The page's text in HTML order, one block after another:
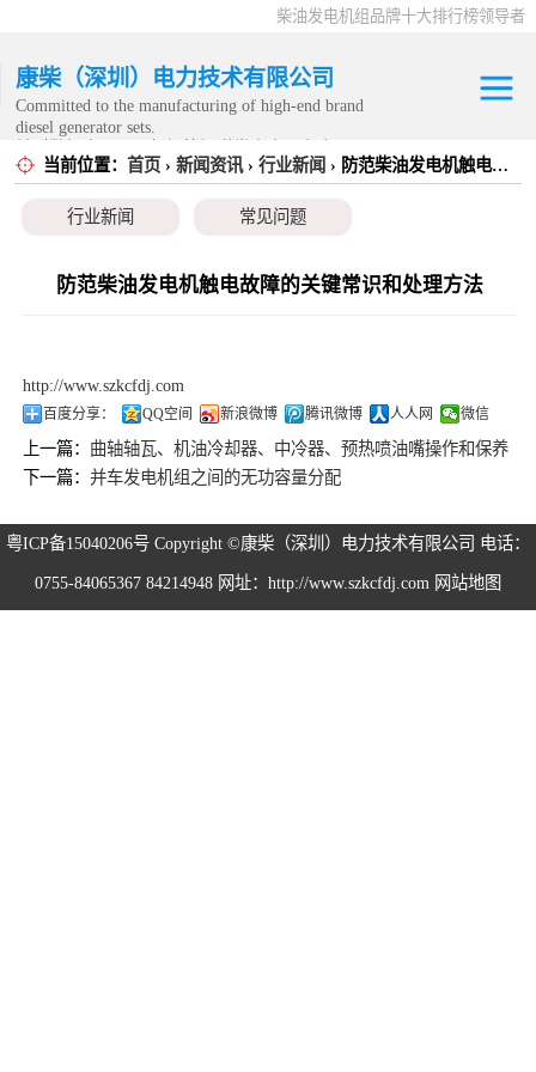
柴油发电机组品牌十大排行榜领导者
康柴（深圳）电力技术有限公司
Committed to the manufacturing of high-end brand
diesel generator sets.
务范围内。
当前位置： 首页 › 新闻资讯› 行业新闻 › 防范柴油发电机触电故障的关键常识和处理方法
行业新闻 常见问题
防范柴油发电机触电故障的关键常识和处理方法
http://www.szkcfdj.com
百度分享： QQ空间 新浪微博 腾讯微博 人人网 微信
上一篇： 曲轴轴瓦、机油冷却器、中冷器、预热喷油嘴操作和保养
下一篇：并车发电机组之间的无功容量分配
粤ICP备15040206号 Copyright ©康柴（深圳）电力技术有限公司 电话：
0755-84065367 84214948 网址：http://www.szkcfdj.com 网站地图
康明斯发电机组
静音发电机组
移动发电机组
发电机租赁
CPG原厂整机